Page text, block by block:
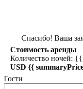
Спасибо! Ваша
Стоимость аренды
Количество ночей:
USD {{
Гости